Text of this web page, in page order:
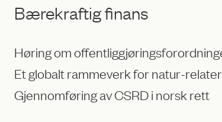
Bærekraftig finans
Høring om
Et globalt rammeverk for natur-
Gjennomføring av CSRD i norsk rett